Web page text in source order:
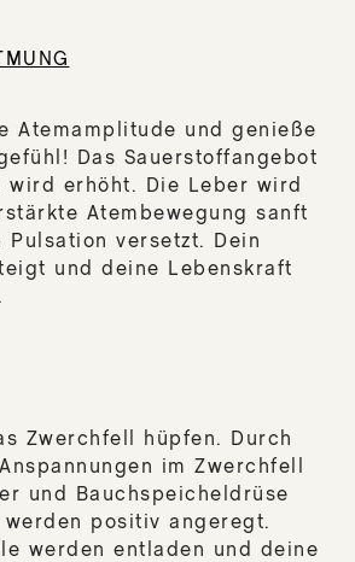
Atemamplitude und genieße
Das Sauerstoffangebot
wird erhöht. Die Leber wird
Atembewegung sanft
Pulsation versetzt. Dein
und deine Lebenskraft
Zwerchfell hüpfen. Durch
im Zwerchfell
und Bauchspeicheldrüse
positiv angeregt.
werden entladen und deine